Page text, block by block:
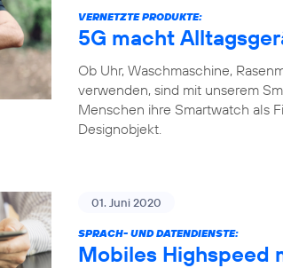
VERNETZTE PRODUKTE:
5G macht
Ob Uhr, Waschmaschine,
verwenden, sind mit unserem
Menschen ihre Smartwatch als
Designobjekt.
01. Juni 2020
SPRACH- UND DATENDIENSTE:
Mobiles Highspeed